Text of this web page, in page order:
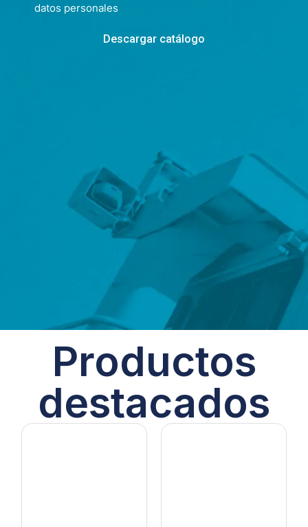
datos personales
Descargar catálogo
Productos
destacados